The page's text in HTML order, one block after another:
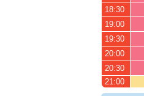
18:30
19:00
19:30
20:00
20:30
21:00